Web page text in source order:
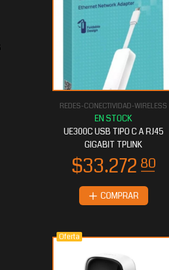
REDES-CONECTIVIDAD-WIRELESS
UE300C USB TIPO C A RJ45
GIGABIT TPLINK
COMPRAR
Oferta